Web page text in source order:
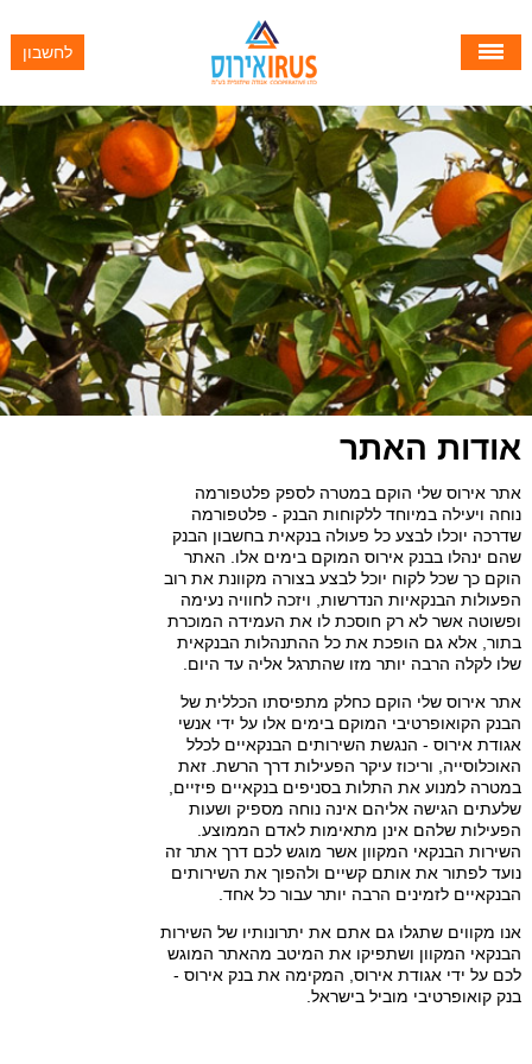
לחשבון
אודות האתר
אתר אירוס שלי הוקם במטרה לספק פלטפורמה
נוחה ויעילה במיוחד ללקוחות הבנק - פלטפורמה
שדרכה יוכלו לבצע כל פעולה בנקאית בחשבון הבנק
שהם ינהלו בבנק אירוס המוקם בימים אלו. האתר
הוקם כך שכל לקוח יוכל לבצע בצורה מקוונת את רוב
הפעולות הבנקאיות הנדרשות, ויזכה לחוויה נעימה
ופשוטה אשר לא רק חוסכת לו את העמידה המוכרת
בתור, אלא גם הופכת את כל ההתנהלות הבנקאית
שלו לקלה הרבה יותר מזו שהתרגל אליה עד היום.
אתר אירוס שלי הוקם כחלק מתפיסתו הכללית של
הבנק הקואופרטיבי המוקם בימים אלו על ידי אנשי
אגודת אירוס - הנגשת השירותים הבנקאיים לכלל
האוכלוסייה, וריכוז עיקר הפעילות דרך הרשת. זאת
במטרה למנוע את התלות בסניפים בנקאיים פיזיים,
שלעתים הגישה אליהם אינה נוחה מספיק ושעות
הפעילות שלהם אינן מתאימות לאדם הממוצע.
השירות הבנקאי המקוון אשר מוגש לכם דרך אתר זה
נועד לפתור את אותם קשיים ולהפוך את השירותים
הבנקאיים לזמינים הרבה יותר עבור כל אחד.
אנו מקווים שתגלו גם אתם את יתרונותיו של השירות
הבנקאי המקוון ושתפיקו את המיטב מהאתר המוגש
לכם על ידי אגודת אירוס, המקימה את בנק אירוס -
בנק קואופרטיבי מוביל בישראל.